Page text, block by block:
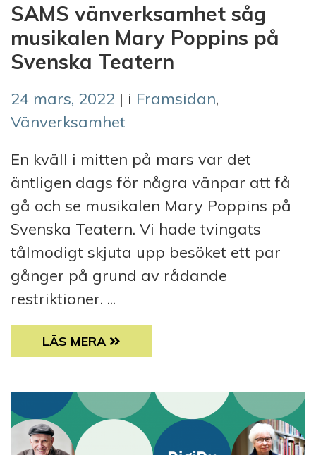
SAMS vänverksamhet såg
musikalen Mary Poppins på
Svenska Teatern
24 mars, 2022 | i Framsidan,
Vänverksamhet
En kväll i mitten på mars var det
äntligen dags för några vänpar att få
gå och se musikalen Mary Poppins på
Svenska Teatern. Vi hade tvingats
tålmodigt skjuta upp besöket ett par
gånger på grund av rådande
restriktioner. ...
SAMS VÄNVERKSAMHET SÅG MUSIKALEN
LÄS MERA